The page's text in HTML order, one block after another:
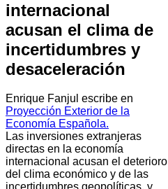
internacional
acusan el clima de
incertidumbres y
desaceleración
Enrique Fanjul escribe en
Proyección Exterior de la
Economía Española.
Las inversiones extranjeras
directas en la economía
internacional acusan el deterioro
del clima económico y de las